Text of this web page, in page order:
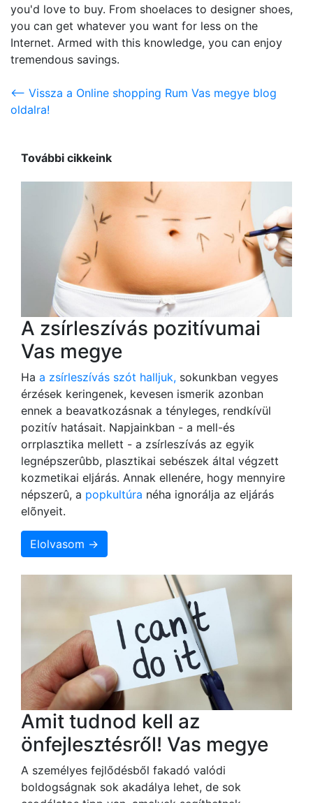
you'd love to buy. From shoelaces to designer shoes,
you can get whatever you want for less on the
Internet. Armed with this knowledge, you can enjoy
tremendous savings.
<-- Vissza a Online shopping Rum Vas megye blog
oldalra!
További cikkeink
A zsírleszívás pozitívumai
Vas megye
Ha a zsírleszívás szót halljuk, sokunkban vegyes
érzések keringenek, kevesen ismerik azonban
ennek a beavatkozásnak a tényleges, rendkívül
pozitív hatásait. Napjainkban - a mell-és
orrplasztika mellett - a zsírleszívás az egyik
legnépszerûbb, plasztikai sebészek által végzett
kozmetikai eljárás. Annak ellenére, hogy mennyire
népszerû, a popkultúra néha ignorálja az eljárás
elõnyeit.
Elolvasom →
Amit tudnod kell az
önfejlesztésről! Vas megye
A személyes fejlődésből fakadó valódi
boldogságnak sok akadálya lehet, de sok